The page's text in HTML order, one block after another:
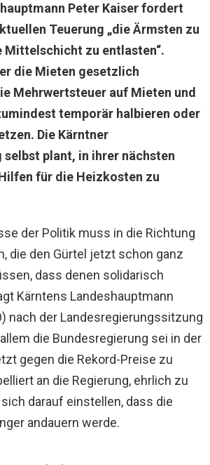
Peter Kaiser fordert
Teuerung „die Ärmsten zu
Mittelschicht zu entlasten“.
die Mieten gesetzlich
Mehrwertsteuer auf Mieten und
temporär halbieren oder
Die Kärntner
selbst plant, in ihrer nächsten
für die Heizkosten zu
der Politik muss in die Richtung
die den Gürtel jetzt schon ganz
dass denen solidarisch
Kärntens Landeshauptmann
nach der Landesregierungssitzung
die Bundesregierung sei in der
gegen die Rekord-Preise zu
an die Regierung, ehrlich zu
darauf einstellen, dass die
andauern werde.